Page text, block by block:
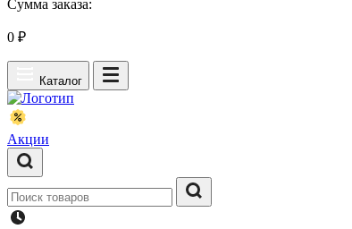
Сумма заказа:
0 ₽
Каталог
Акции